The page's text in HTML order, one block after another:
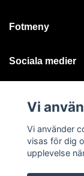
Fotmeny
Sociala medier
© 2026 Ystad
Vi
Vi använder
visas för dig
upplevelse